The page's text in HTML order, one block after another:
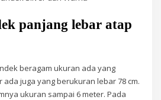
panjang lebar atap
beragam ukuran ada yang
juga yang berukuran lebar 78 cm.
ukuran sampai 6 meter. Pada